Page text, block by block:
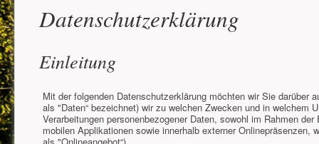
Datenschutzerklärung
Einleitung
Mit der folgenden Datenschutzerklärung möchten wir Sie darüber
als "Daten“ bezeichnet) wir zu welchen Zwecken und in welchem
Verarbeitungen personenbezogener Daten, sowohl im Rahmen
mobilen Applikationen sowie innerhalb externer